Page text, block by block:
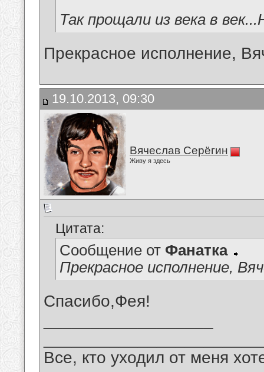
Так прощали из века в
Прекрасное исполнение,
19.10.2013, 09:30
Вячеслав Серёгин
Живу я здесь
Цитата:
Сообщение от Фанатка
Прекрасное исполнение,
Спасибо,Фея!
Все, кто уходил от меня